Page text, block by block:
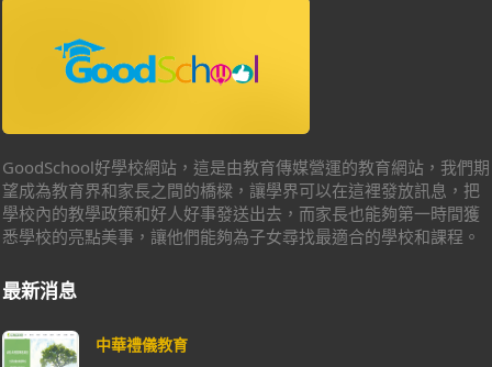
GoodSchool好學校網站，這是由教育傳媒營運的教育網站，我們期
望成為教育界和家長之間的橋樑，讓學界可以在這裡發放訊息，把
學校內的教學政策和好人好事發送出去，而家長也能夠第一時間獲
悉學校的亮點美事，讓他們能夠為子女尋找最適合的學校和課程。
最新消息
中華禮儀教育